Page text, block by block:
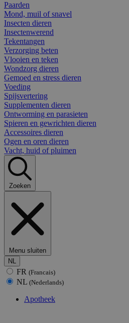
Paarden
Mond, muil of snavel
Insecten dieren
Insectenwerend
Tekentangen
Verzorging beten
Vlooien en teken
Wondzorg dieren
Gemoed en stress dieren
Voeding
Spijsvertering
Supplementen dieren
Ontworming en parasieten
Spieren en gewrichten dieren
Accessoires dieren
Ogen en oren dieren
Vacht, huid of pluimen
Zoeken
Menu sluiten
NL
FR (Francais)
NL (Nederlands)
Apotheek